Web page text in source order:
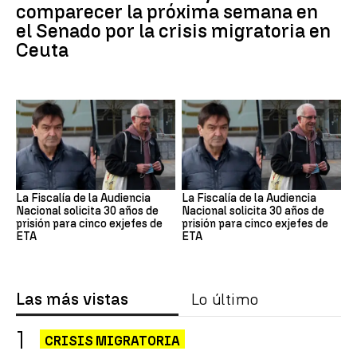
comparecer la próxima semana en
el Senado por la crisis migratoria en
Ceuta
La Fiscalía de la Audiencia
Nacional solicita 30 años de
prisión para cinco exjefes de
ETA
La Fiscalía de la Audiencia
Nacional solicita 30 años de
prisión para cinco exjefes de
ETA
Las más vistas Lo último
CRISIS MIGRATORIA